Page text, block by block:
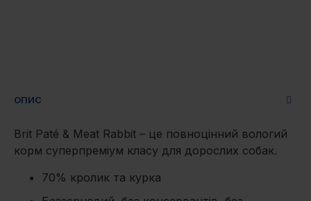
ОПИС
Brit Paté & Meat Rabbit – це повноцінний вологий
корм суперпреміум класу для дорослих собак.
70% кролик та курка